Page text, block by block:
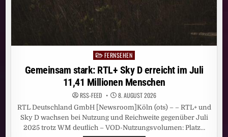
Posted
in
FERNSEHEN
Gemeinsam stark: RTL+ Sky D erreicht im Juli
11,41 Millionen Menschen
RSS-FEED 8. AUGUST 2026
RTL Deutschland GmbH [Newsroom]Köln (ots) – – RTL+ und
Sky D wachsen bei Nutzung und Reichweite gegenüber Juli
2025 trotz WM deutlich – VOD-Nutzungsvolumen: Platz…